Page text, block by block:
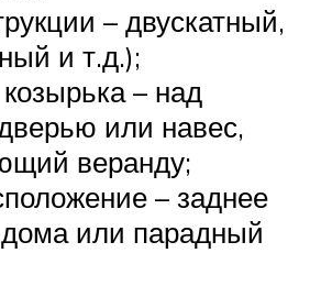
– двускатный,
и т.д.);
– над
или навес,
веранду;
– заднее
или парадный